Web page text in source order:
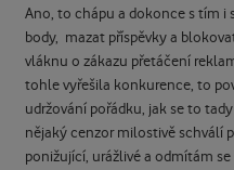
Ano, to chápu a dokonce s tím i
body, mazat příspěvky a
vláknu o zákazu přetáčení
tohle vyřešila konkurence, to
udržování pořádku, jak se to
nějaký cenzor milostivě schválí
ponižující, urážlivé a odmítám